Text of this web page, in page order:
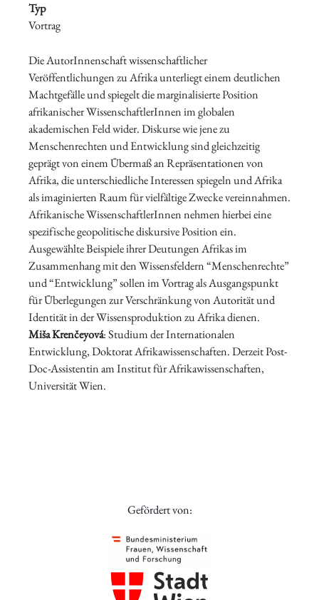
Typ
Vortrag
Die AutorInnenschaft wissenschaftlicher
Veröffentlichungen zu Afrika unterliegt einem deutlichen
Machtgefälle und spiegelt die marginalisierte Position
afrikanischer WissenschaftlerInnen im globalen
akademischen Feld wider. Diskurse wie jene zu
Menschenrechten und Entwicklung sind gleichzeitig
geprägt von einem Übermaß an Repräsentationen von
Afrika, die unterschiedliche Interessen spiegeln und Afrika
als imaginierten Raum für vielfältige Zwecke vereinnahmen.
Afrikanische WissenschaftlerInnen nehmen hierbei eine
spezifische geopolitische diskursive Position ein.
Ausgewählte Beispiele ihrer Deutungen Afrikas im
Zusammenhang mit den Wissensfeldern “Menschenrechte”
und “Entwicklung” sollen im Vortrag als Ausgangspunkt
für Überlegungen zur Verschränkung von Autorität und
Identität in der Wissensproduktion zu Afrika dienen.
Miša Krenčeyová: Studium der Internationalen
Entwicklung, Doktorat Afrikawissenschaften. Derzeit Post-
Doc-Assistentin am Institut für Afrikawissenschaften,
Universität Wien.
Gefördert von: